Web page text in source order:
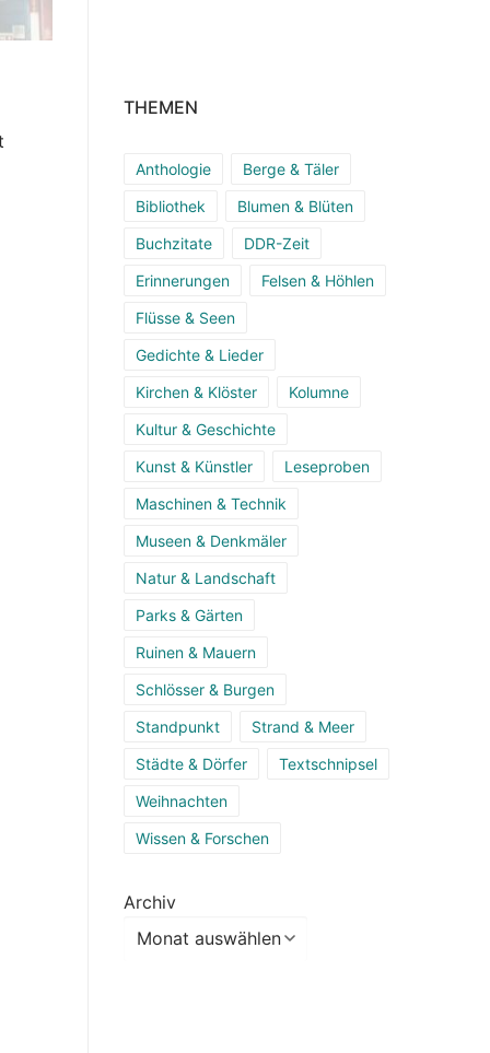
THEMEN
Anthologie
Berge & Täler
Bibliothek
Blumen & Blüten
Buchzitate
DDR-Zeit
Erinnerungen
Felsen & Höhlen
Flüsse & Seen
Gedichte & Lieder
Kirchen & Klöster
Kolumne
Kultur & Geschichte
Kunst & Künstler
Leseproben
Maschinen & Technik
Museen & Denkmäler
Natur & Landschaft
Parks & Gärten
Ruinen & Mauern
Schlösser & Burgen
Standpunkt
Strand & Meer
Städte & Dörfer
Textschnipsel
Weihnachten
Wissen & Forschen
Archiv